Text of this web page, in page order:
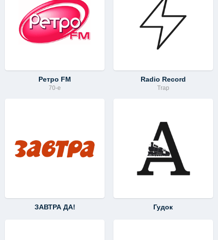
Ретро FM
70-е
Radio Record
Trap
ЗАВТРА ДА! Гудок